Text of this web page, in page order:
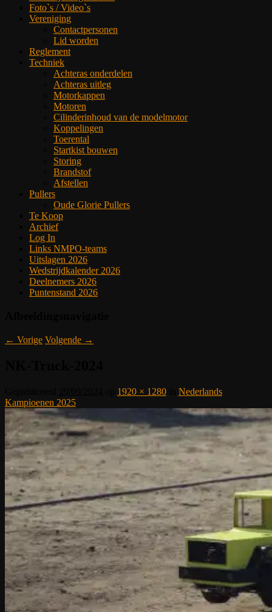
Foto`s / Video`s
Vereniging
Contactpersonen
Lid worden
Reglement
Techniek
Achteras onderdelen
Achteras uitleg
Motorkappen
Motoren
Cilinderinhoud van de modelmotor
Koppelingen
Toerental
Startkist bouwen
Storing
Brandstof
Afstellen
Pullers
Oude Glorie Pullers
Te Koop
Archief
Log In
Links NMPO-teams
Uitslagen 2026
Wedstrijdkalender 2026
Deelnemers 2026
Puntenstand 2026
← Vorige Volgende →
1920 × 1280
Nederlands
Kampioenen 2025